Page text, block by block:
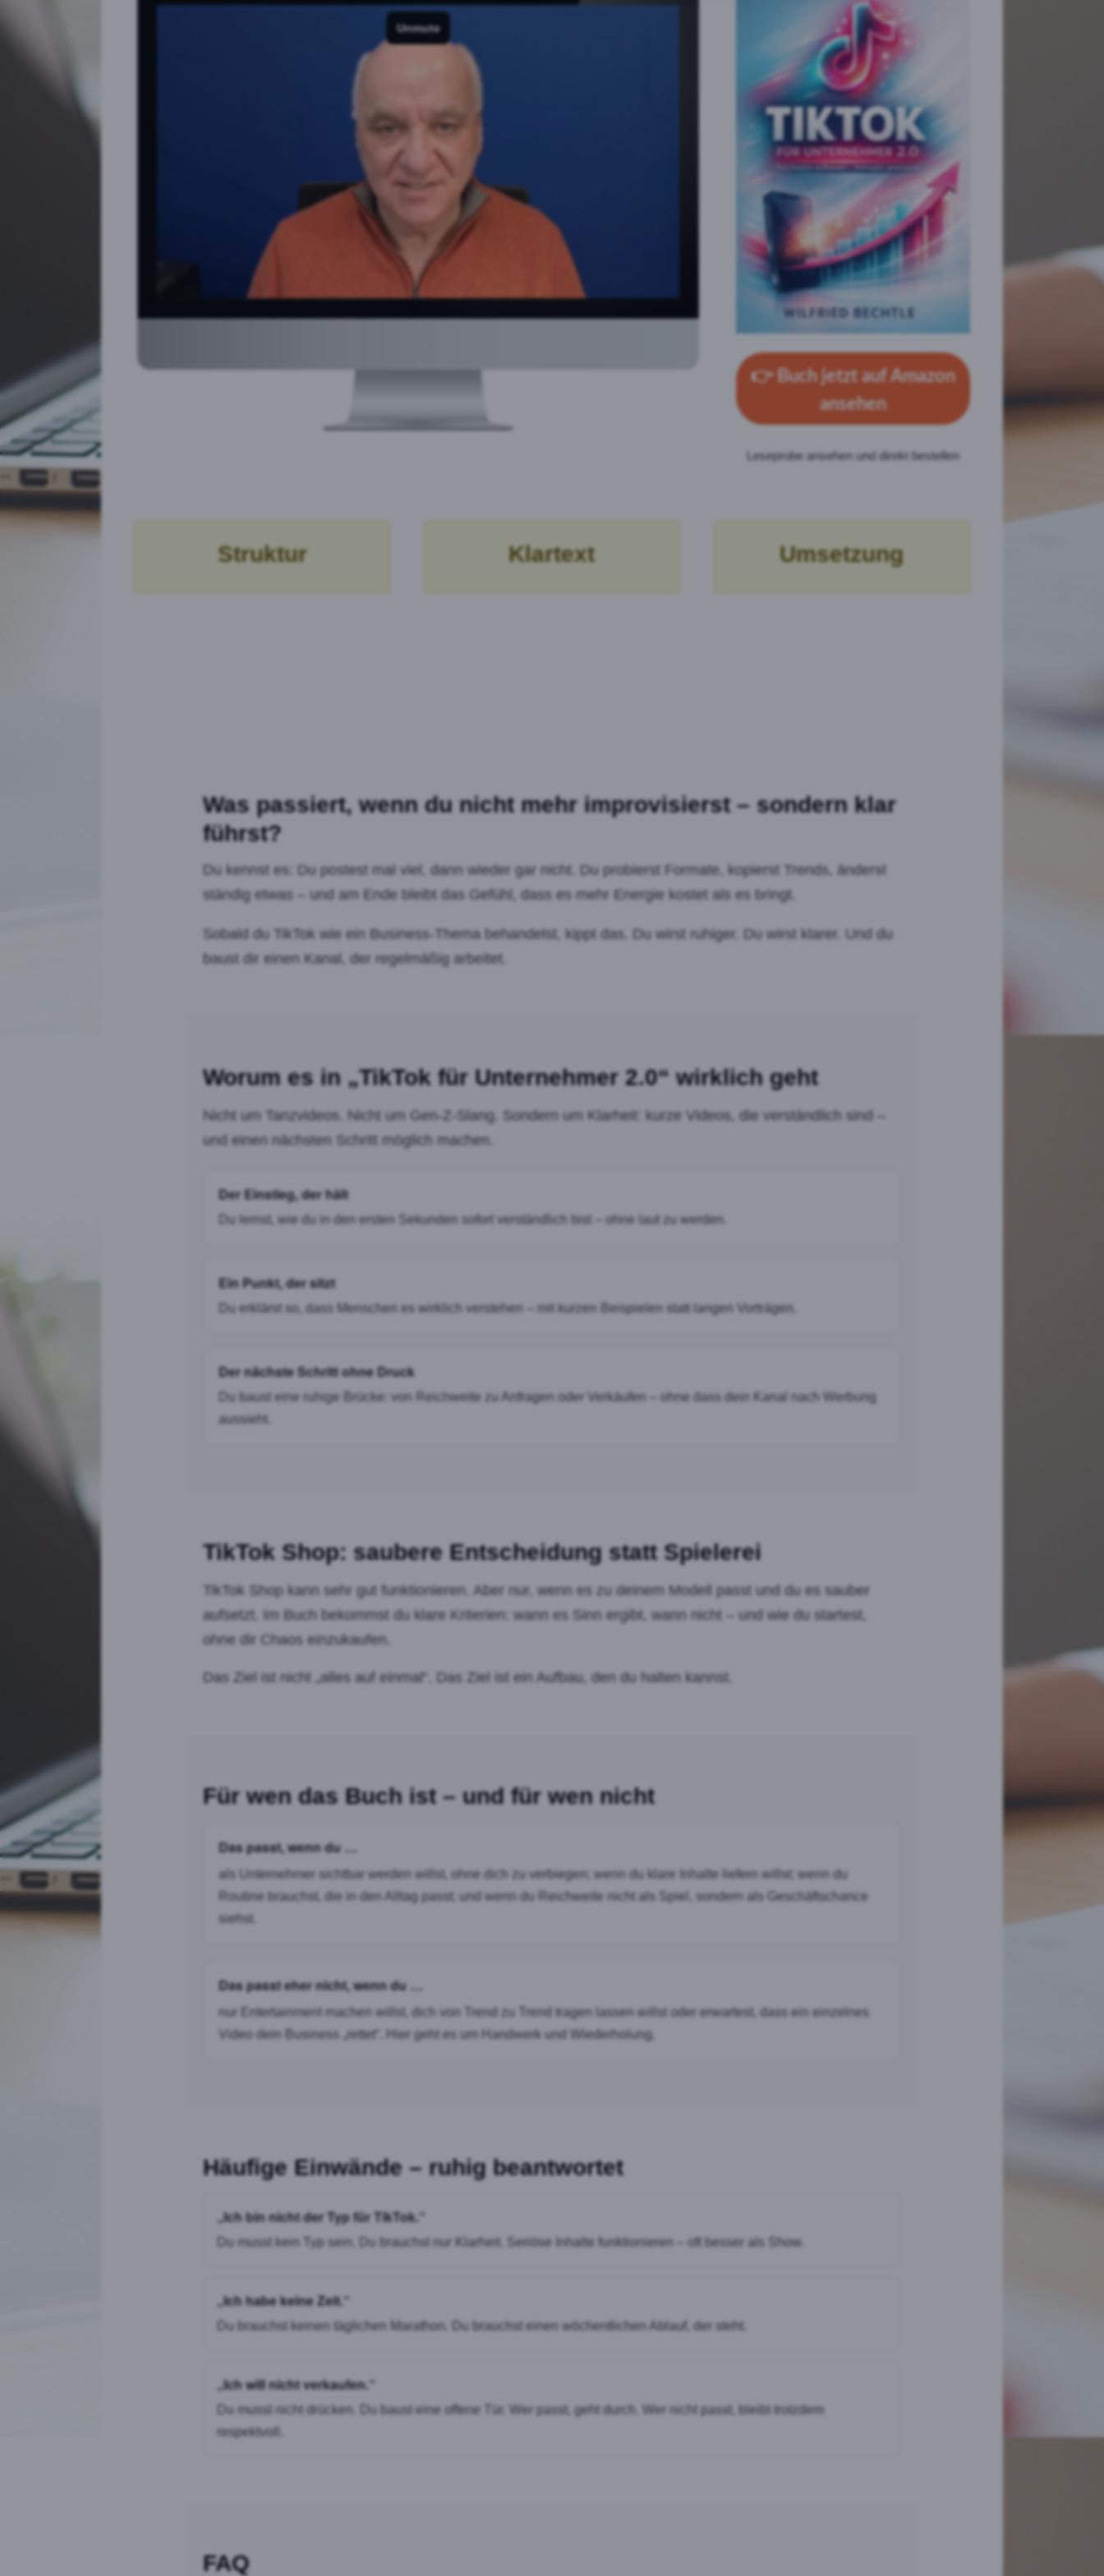
👉
Buch jetzt auf Amazon
ansehen
Leseprobe ansehen und direkt bestellen
Struktur Klartext Umsetzung
Was passiert, wenn du nicht mehr improvisierst – sondern klar
führst?
Du kennst es: Du postest mal viel, dann wieder gar nicht. Du probierst Formate, kopierst Trends, änderst
ständig etwas – und am Ende bleibt das Gefühl, dass es mehr Energie kostet als es bringt.
Sobald du TikTok wie ein Business-Thema behandelst, kippt das. Du wirst ruhiger. Du wirst klarer. Und du
baust dir einen Kanal, der regelmäßig arbeitet.
Worum es in „TikTok für Unternehmer 2.0“ wirklich geht
Nicht um Tanzvideos. Nicht um Gen-Z-Slang. Sondern um Klarheit: kurze Videos, die verständlich sind –
und einen nächsten Schritt möglich machen.
Der Einstieg, der hält
Du lernst, wie du in den ersten Sekunden sofort verständlich bist – ohne laut zu werden.
Ein Punkt, der sitzt
Du erklärst so, dass Menschen es wirklich verstehen – mit kurzen Beispielen statt langen Vorträgen.
Der nächste Schritt ohne Druck
Du baust eine ruhige Brücke: von Reichweite zu Anfragen oder Verkäufen – ohne dass dein Kanal nach Werbung
aussieht.
TikTok Shop: saubere Entscheidung statt Spielerei
TikTok Shop kann sehr gut funktionieren. Aber nur, wenn es zu deinem Modell passt und du es sauber
aufsetzt. Im Buch bekommst du klare Kriterien: wann es Sinn ergibt, wann nicht – und wie du startest,
ohne dir Chaos einzukaufen.
Das Ziel ist nicht „alles auf einmal“. Das Ziel ist ein Aufbau, den du halten kannst.
Für wen das Buch ist – und für wen nicht
Das passt, wenn du …
als Unternehmer sichtbar werden willst, ohne dich zu verbiegen; wenn du klare Inhalte liefern willst; wenn du
Routine brauchst, die in den Alltag passt; und wenn du Reichweite nicht als Spiel, sondern als Geschäftschance
siehst.
Das passt eher nicht, wenn du …
nur Entertainment machen willst, dich von Trend zu Trend tragen lassen willst oder erwartest, dass ein einzelnes
Video dein Business „rettet“. Hier geht es um Handwerk und Wiederholung.
Häufige Einwände – ruhig beantwortet
„Ich bin nicht der Typ für TikTok.“
Du musst kein Typ sein. Du brauchst nur Klarheit. Seriöse Inhalte funktionieren – oft besser als Show.
„Ich habe keine Zeit.“
Du brauchst keinen täglichen Marathon. Du brauchst einen wöchentlichen Ablauf, der steht.
„Ich will nicht verkaufen.“
Du musst nicht drücken. Du baust eine offene Tür. Wer passt, geht durch. Wer nicht passt, bleibt trotzdem
respektvoll.
FAQ